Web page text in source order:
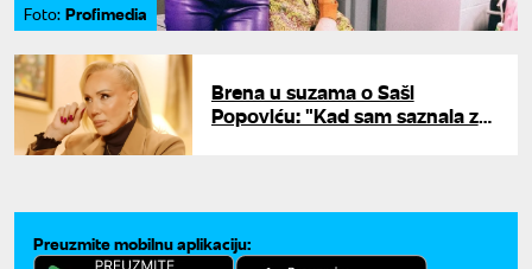
Foto: Profimedia
Brena u suzama o Saši
Popoviću: "Kad sam saznala za
Preuzmite mobilnu aplikaciju: